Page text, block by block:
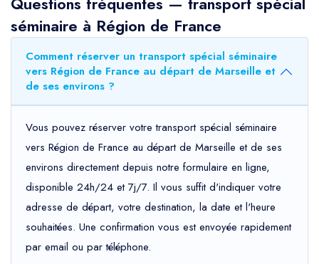
séminaire à Région de France
Comment réserver un transport spécial séminaire
vers Région de France au départ de Marseille et
de ses environs ?
Vous pouvez réserver votre transport spécial séminaire
vers Région de France au départ de Marseille et de ses
environs directement depuis notre formulaire en ligne,
disponible 24h/24 et 7j/7. Il vous suffit d'indiquer votre
adresse de départ, votre destination, la date et l'heure
souhaitées. Une confirmation vous est envoyée rapidement
par email ou par téléphone.